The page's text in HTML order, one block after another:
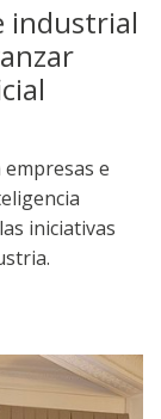
industrial
empresas e
iniciativas